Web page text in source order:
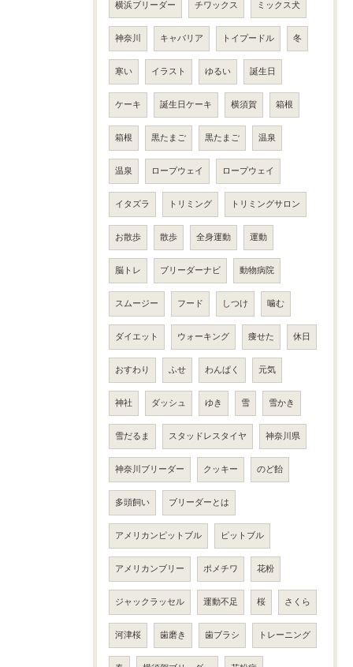
横浜ブリーダー チワックス ミックス犬
神奈川 キャバリア トイプードル 冬
寒い イラスト ゆるい 誕生日
ケーキ 誕生日ケーキ 横須賀 箱根
箱根 黒たまご 黒たまご 温泉
温泉 ロープウェイ ロープウェイ
イタズラ トリミング トリミングサロン
お散歩 散歩 全身運動 運動
脳トレ ブリーダーナビ 動物病院
スムージー フード しつけ 噛む
ダイエット ウォーキング 痩せた 休日
おすわり ふせ わんぱく 元気
神社 ダッシュ ゆき 雪 雪かき
雪だるま スタッドレスタイヤ 神奈川県
神奈川ブリーダー クッキー のど飴
多頭飼い ブリーダーとは
アメリカンピットブル ピットブル
アメリカンブリー ポメチワ 花粉
ジャックラッセル 運動不足 桜 さくら
河津桜 歯磨き 歯ブラシ トレーニング